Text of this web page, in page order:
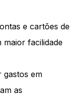
e cartões de
facilidade
gastos em
as